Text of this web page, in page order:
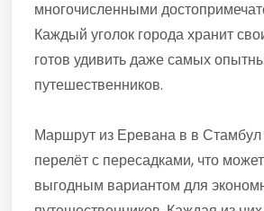
многочисленными
Каждый уголок города хранит
готов удивить даже самых
путешественников.
Маршрут из Еревана в в Стамбул
перелёт с пересадками, что
выгодным вариантом для